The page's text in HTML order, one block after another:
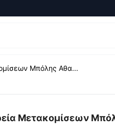
Μπόλης Αθα...
γιαΜετακομίσεις
Μετακομίσεων